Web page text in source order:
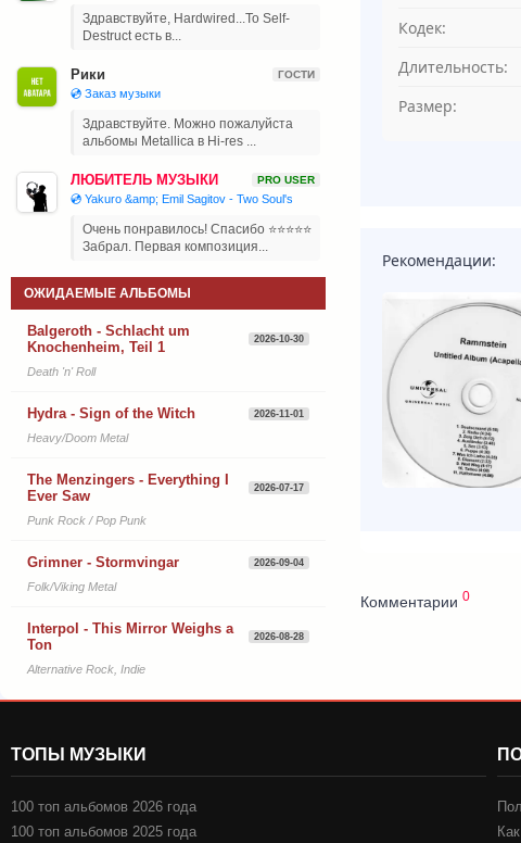
Кодек:
Длительность:
Размер:
Рекомендации:
Комментарии 0
Здравствуйте, Hardwired...To Self-
Destruct есть в...
Рики ГОСТИ
💿 Заказ музыки
Здравствуйте. Можно пожалуйста
альбомы Metallica в Hi-res ...
ЛЮБИТЕЛЬ МУЗЫКИ PRO USER
💿 Yakuro &amp; Emil Sagitov - Two Soul's
Очень понравилось! Спасибо ⭐⭐⭐⭐⭐
Забрал. Первая композиция...
ОЖИДАЕМЫЕ АЛЬБОМЫ
Balgeroth - Schlacht um
Knochenheim, Teil 1
2026-10-30
Death 'n' Roll
Hydra - Sign of the Witch 2026-11-01
Heavy/Doom Metal
The Menzingers - Everything I
Ever Saw
2026-07-17
Punk Rock / Pop Punk
Grimner - Stormvingar 2026-09-04
Folk/Viking Metal
Interpol - This Mirror Weighs a
Ton
2026-08-28
Alternative Rock, Indie
ТОПЫ МУЗЫКИ
100 топ альбомов 2026 года
100 топ альбомов 2025 года